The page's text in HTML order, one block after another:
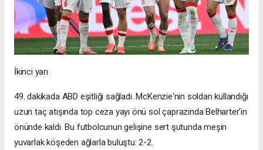
İkinci yarı
49. dakikada ABD eşitliği sağladı. McKenzie'nin soldan kullandığı
uzun taç atışında top ceza yayı önü sol çaprazında Belharter'in
önünde kaldı. Bu futbolcunun gelişine sert şutunda meşin
yuvarlak köşeden ağlarla buluştu: 2-2.